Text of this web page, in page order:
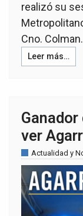
realizó su
Cno. Colman.
Leer más…
ver
Actualidad y